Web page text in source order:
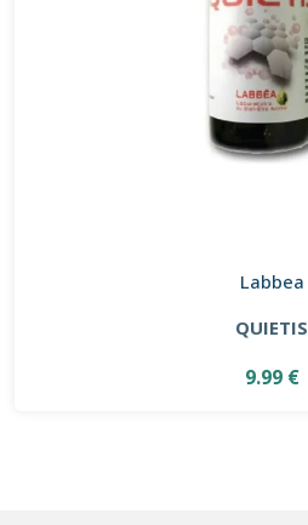
Labbea
QUIETIS
9.99 €